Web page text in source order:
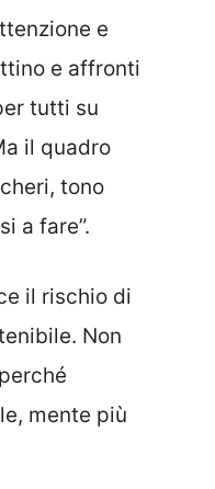
e
e affronti
tutti su
il quadro
tono
a fare”.
il rischio di
Non
mente più